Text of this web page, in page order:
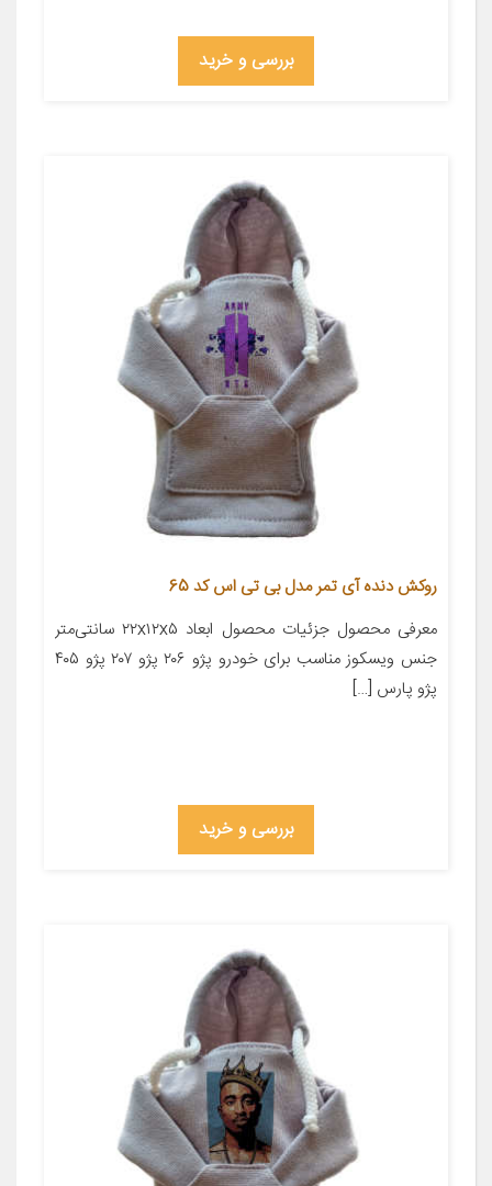
بررسی و خرید
روکش دنده آی تمر مدل بی تی اس کد 65
معرفی محصول جزئیات محصول ابعاد ۲۲x۱۲x۵ سانتی‌متر
جنس ویسکوز مناسب برای خودرو پژو ۲۰۶ پژو ۲۰۷ پژو ۴۰۵
پژو پارس […]
بررسی و خرید